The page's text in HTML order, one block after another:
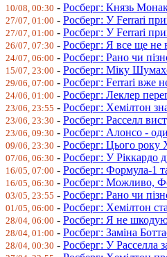
10/08, 00:30 - Росберг: Князь
27/07, 01:00 - Росберг: У Ferrari
27/07, 01:00 - Росберг: У Ferrari
26/07, 07:30 - Росберг: Я все ще не
24/07, 06:00 - Росберг: Рано чи
15/07, 23:00 - Росберг: Міку
29/06, 07:00 - Росберг: Ferrari вже
24/06, 01:00 - Росберг: Леклер
23/06, 23:55 - Росберг: Хемілтон
23/06, 23:30 - Росберг: Расселл
23/06, 09:30 - Росберг: Алонсо -
09/06, 23:30 - Росберг: Цього року
07/06, 06:30 - Росберг: У Ріккардо
16/05, 07:00 - Росберг: Формула-1
16/05, 06:30 - Росберг: Можливо,
03/05, 23:55 - Росберг: Рано чи
01/05, 06:00 - Росберг: Хемілтон
28/04, 06:00 - Росберг: Я не
28/04, 01:00 - Росберг: Заміна
28/04, 00:30 - Росберг: У Расселла